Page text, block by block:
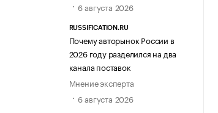
6 августа 2026
RUSSIFICATION.RU
Почему авторынок России в
2026 году разделился на два
канала поставок
Мнение эксперта
6 августа 2026